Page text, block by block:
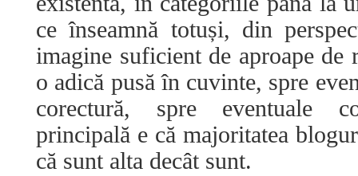
ce înseamnă totuși, din
imagine suficient de aproape de
o adică pusă în cuvinte, spre
corectură, spre eventuale
principală e că majoritatea
că sunt alta decât sunt.